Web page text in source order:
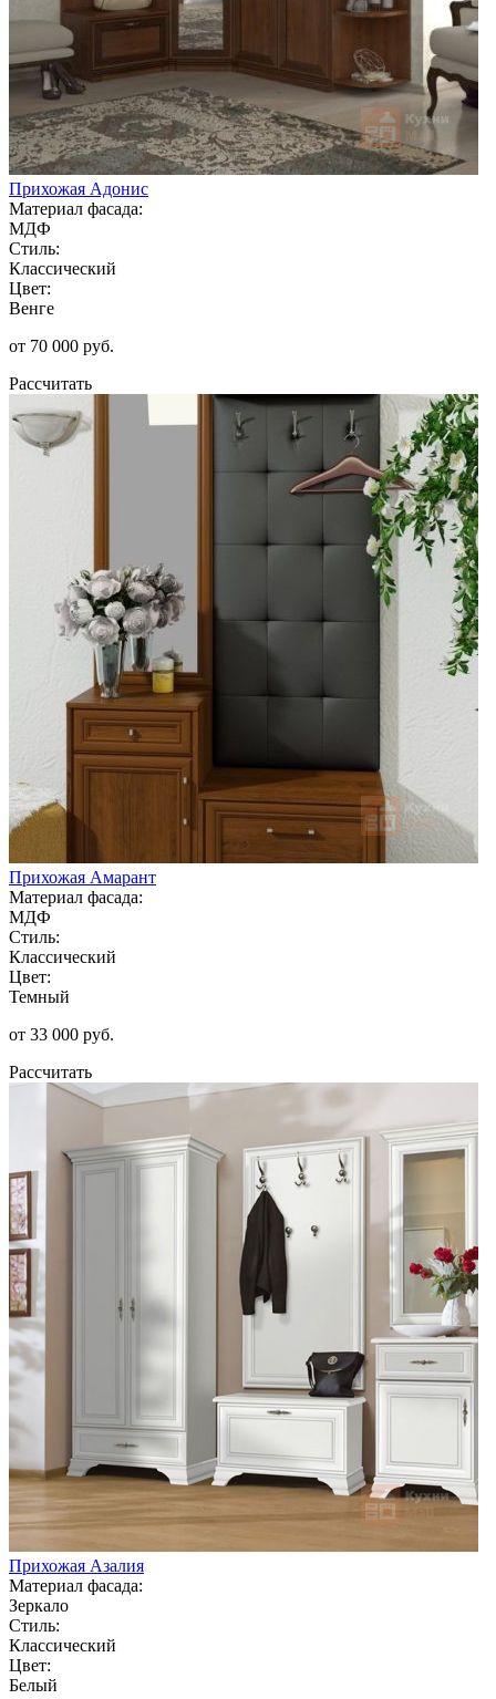
Прихожая Адонис
Материал фасада:
МДФ
Стиль:
Классический
Цвет:
Венге
от 70 000 руб.
Рассчитать
Прихожая Амарант
Материал фасада:
МДФ
Стиль:
Классический
Цвет:
Темный
от 33 000 руб.
Рассчитать
Прихожая Азалия
Материал фасада:
Зеркало
Стиль:
Классический
Цвет:
Белый